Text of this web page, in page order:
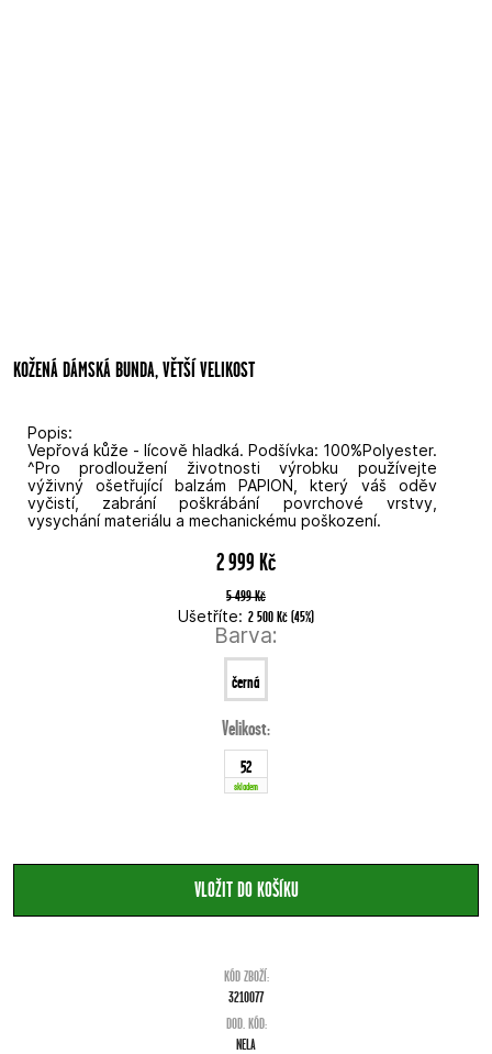
KOŽENÁ DÁMSKÁ BUNDA, VĚTŠÍ VELIKOST
Popis:
Vepřová kůže - lícově hladká. Podšívka: 100%Polyester.
^Pro prodloužení životnosti výrobku používejte
výživný ošetřující balzám PAPION, který váš oděv
vyčistí, zabrání poškrábání povrchové vrstvy,
vysychání materiálu a mechanickému poškození.
2 999 Kč
5 499 Kč
Ušetříte: 2 500 Kč (45%)
Barva:
černá
Velikost:
52
skladem
KÓD ZBOŽÍ:
3210077
DOD. KÓD:
NELA